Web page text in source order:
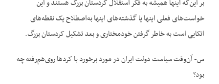
بر این‌که اینها همیشه به فکر استقلال کردستان بزرگ هستند و این
خواست‌های فعلی اینها یا گذشته‌های اینها به‌اصطلاح یک نقطه‌های
اتکایی است به خاطر گرفتن خودمختاری و بعد تشکیل کردستان بزرگ.
س- آن‌وقت سیاست دولت ایران در مورد برخورد با کردها روی‌هم‌رفته چه
بود؟